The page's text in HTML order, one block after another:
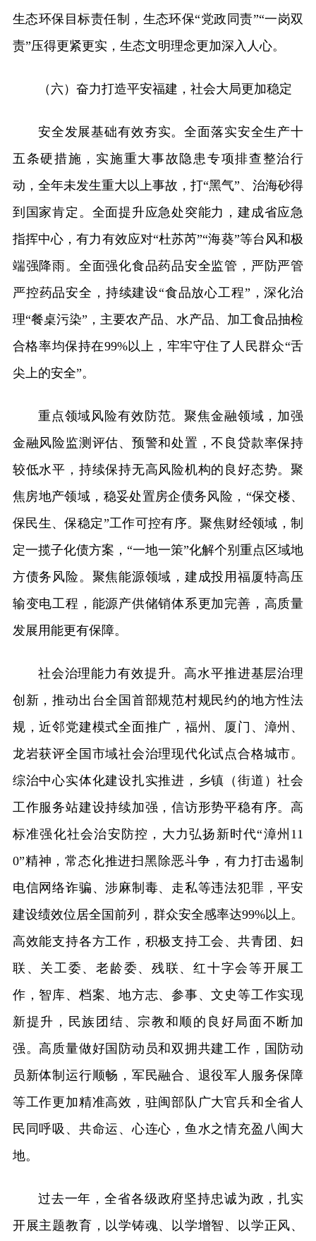
生态环保目标责任制，生态环保“党政同责”“一岗双
责”压得更紧更实，生态文明理念更加深入人心。
（六）奋力打造平安福建，社会大局更加稳定
安全发展基础有效夯实。全面落实安全生产十
五条硬措施，实施重大事故隐患专项排查整治行
动，全年未发生重大以上事故，打“黑气”、治海砂得
到国家肯定。全面提升应急处突能力，建成省应急
指挥中心，有力有效应对“杜苏芮”“海葵”等台风和极
端强降雨。全面强化食品药品安全监管，严防严管
严控药品安全，持续建设“食品放心工程”，深化治
理“餐桌污染”，主要农产品、水产品、加工食品抽检
合格率均保持在99%以上，牢牢守住了人民群众“舌
尖上的安全”。
重点领域风险有效防范。聚焦金融领域，加强
金融风险监测评估、预警和处置，不良贷款率保持
较低水平，持续保持无高风险机构的良好态势。聚
焦房地产领域，稳妥处置房企债务风险，“保交楼、
保民生、保稳定”工作可控有序。聚焦财经领域，制
定一揽子化债方案，“一地一策”化解个别重点区域地
方债务风险。聚焦能源领域，建成投用福厦特高压
输变电工程，能源产供储销体系更加完善，高质量
发展用能更有保障。
社会治理能力有效提升。高水平推进基层治理
创新，推动出台全国首部规范村规民约的地方性法
规，近邻党建模式全面推广，福州、厦门、漳州、
龙岩获评全国市域社会治理现代化试点合格城市。
综治中心实体化建设扎实推进，乡镇（街道）社会
工作服务站建设持续加强，信访形势平稳有序。高
标准强化社会治安防控，大力弘扬新时代“漳州11
0”精神，常态化推进扫黑除恶斗争，有力打击遏制
电信网络诈骗、涉麻制毒、走私等违法犯罪，平安
建设绩效位居全国前列，群众安全感率达99%以上。
高效能支持各方工作，积极支持工会、共青团、妇
联、关工委、老龄委、残联、红十字会等开展工
作，智库、档案、地方志、参事、文史等工作实现
新提升，民族团结、宗教和顺的良好局面不断加
强。高质量做好国防动员和双拥共建工作，国防动
员新体制运行顺畅，军民融合、退役军人服务保障
等工作更加精准高效，驻闽部队广大官兵和全省人
民同呼吸、共命运、心连心，鱼水之情充盈八闽大
地。
过去一年，全省各级政府坚持忠诚为政，扎实
开展主题教育，以学铸魂、以学增智、以学正风、